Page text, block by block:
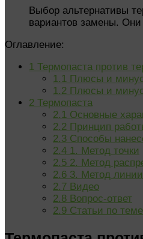
Выбор альтернативы
вариантов замены.
Оглавление:
1 Термопаста против
1.1 Плюсы и
1.2 Плюсы и
2 Термопаста
2.1 Основные
2.2 Принцип
2.3 Способы
2.4 1. Метод точки
2.5 2. Метод
2.6 3. Метод линии
2.7 Видео
2.8 Вопрос-ответ
2.9 Статьи по